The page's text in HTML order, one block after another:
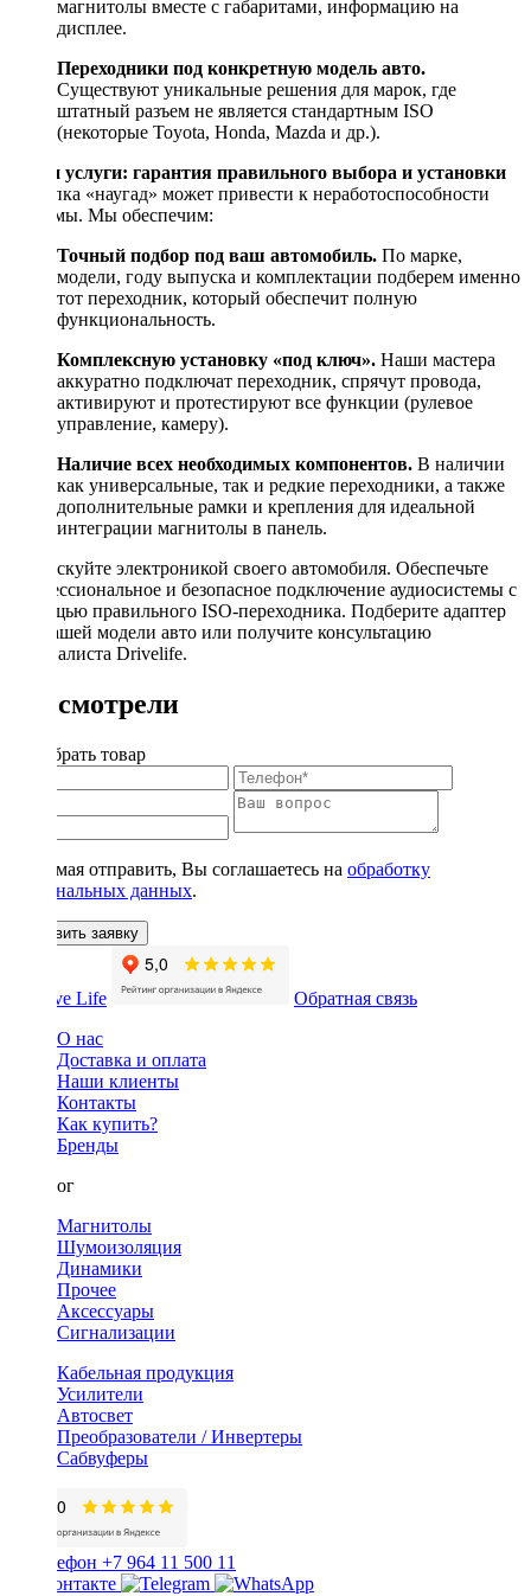
магнитолы вместе с габаритами, информацию на
дисплее.
Переходники под конкретную модель авто.
Существуют уникальные решения для марок, где
штатный разъем не является стандартным ISO
(некоторые Toyota, Honda, Mazda и др.).
Наши услуги: гарантия правильного выбора и установки
Покупка «наугад» может привести к неработоспособности
системы. Мы обеспечим:
Точный подбор под ваш автомобиль. По марке,
модели, году выпуска и комплектации подберем именно
тот переходник, который обеспечит полную
функциональность.
Комплексную установку «под ключ». Наши мастера
аккуратно подключат переходник, спрячут провода,
активируют и протестируют все функции (рулевое
управление, камеру).
Наличие всех необходимых компонентов. В наличии
как универсальные, так и редкие переходники, а также
дополнительные рамки и крепления для идеальной
интеграции магнитолы в панель.
Не рискуйте электроникой своего автомобиля. Обеспечьте
профессиональное и безопасное подключение аудиосистемы с
помощью правильного ISO-переходника. Подберите адаптер
для вашей модели авто или получите консультацию
специалиста Drivelife.
Вы смотрели
Подобрать товар
Нажимая отправить, Вы соглашаетесь на обработку
персональных данных.
Оставить заявку
Обратная связь
О нас
Доставка и оплата
Наши клиенты
Контакты
Как купить?
Бренды
Каталог
Магнитолы
Шумоизоляция
Динамики
Прочее
Аксессуары
Сигнализации
Кабельная продукция
Усилители
Автосвет
Преобразователи / Инвертеры
Сабвуферы
+7 964 11 500 11